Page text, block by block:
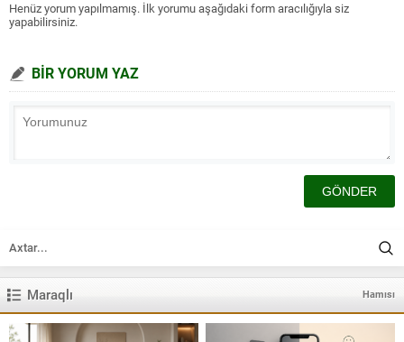
Henüz yorum yapılmamış. İlk yorumu aşağıdaki form aracılığıyla siz
yapabilirsiniz.
BİR YORUM YAZ
Maraqlı Hamısı